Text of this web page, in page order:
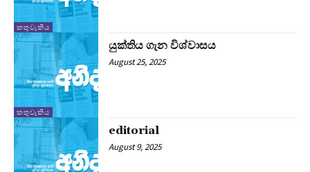
කතුවැකිය
කතුවැකිය
යුක්තිය ගැන විශ්වාසය
August 25, 2025
editorial
August 9, 2025